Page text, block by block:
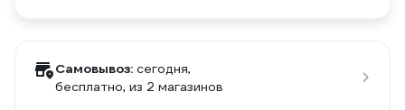
Самовывоз: сегодня,
бесплатно, из 2 магазинов